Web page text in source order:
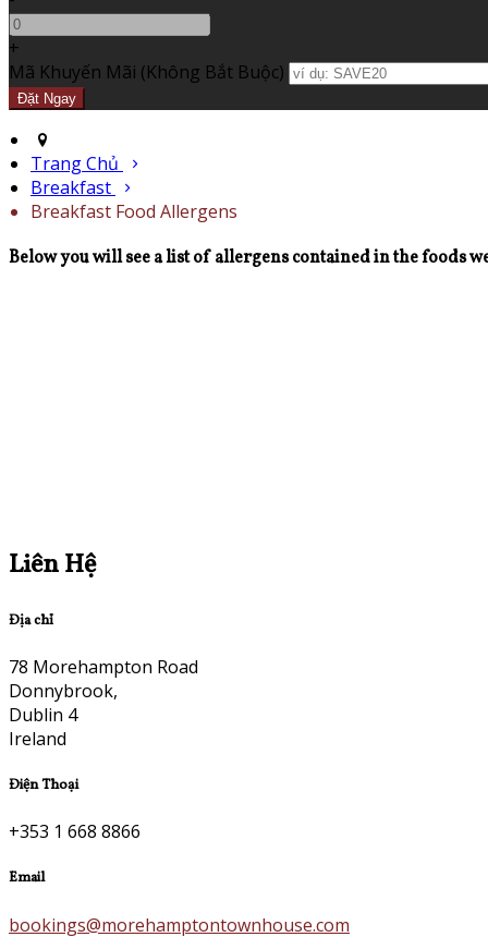
+
Mã Khuyến Mãi (Không Bắt Buộc)
Trang Chủ
Breakfast
Breakfast Food Allergens
Below you will see a list of allergens contained in the foods
Liên Hệ
Địa chỉ
78 Morehampton Road
Donnybrook,
Dublin 4
Ireland
Điện Thoại
+353 1 668 8866
Email
bookings@morehamptontownhouse.com